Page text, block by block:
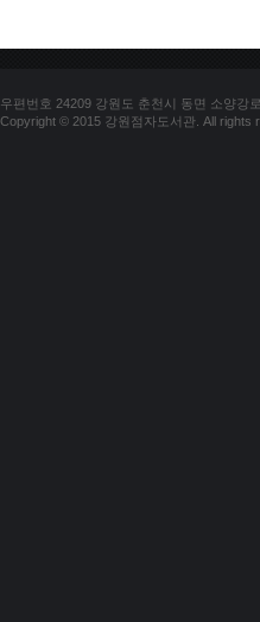
우편번호 24209 강원도 춘천시 동면 소양강
Copyright © 2015 강원점자도서관. All rights